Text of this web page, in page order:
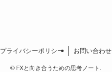
プライバシーポリシー お問い合わせ
© FXと向き合うための思考ノート.